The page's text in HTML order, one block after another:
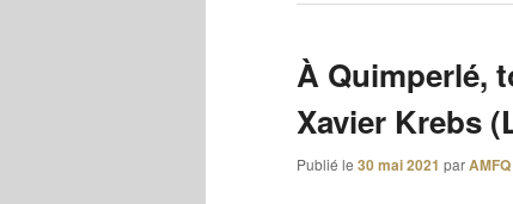
À Quimperlé,
Xavier Krebs
Publié le 30 mai 2021 parAMFQ